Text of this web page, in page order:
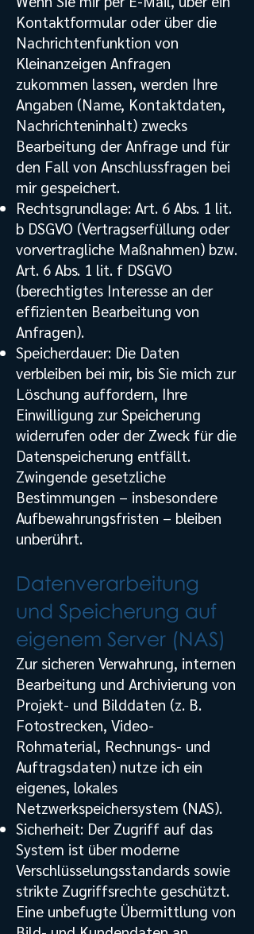
Kontaktformular oder über die
Nachrichtenfunktion von
Kleinanzeigen Anfragen
zukommen lassen, werden Ihre
Angaben (Name, Kontaktdaten,
Nachrichteninhalt) zwecks
Bearbeitung der Anfrage und für
den Fall von Anschlussfragen bei
mir gespeichert.
Rechtsgrundlage: Art. 6 Abs. 1 lit.
b DSGVO (Vertragserfüllung oder
vorvertragliche Maßnahmen) bzw.
Art. 6 Abs. 1 lit. f DSGVO
(berechtigtes Interesse an der
effizienten Bearbeitung von
Anfragen).
Speicherdauer: Die Daten
verbleiben bei mir, bis Sie mich zur
Löschung auffordern, Ihre
Einwilligung zur Speicherung
widerrufen oder der Zweck für die
Datenspeicherung entfällt.
Zwingende gesetzliche
Bestimmungen – insbesondere
Aufbewahrungsfristen – bleiben
unberührt.
Datenverarbeitung
und Speicherung auf
eigenem Server (NAS)
Zur sicheren Verwahrung, internen
Bearbeitung und Archivierung von
Projekt- und Bilddaten (z. B.
Fotostrecken, Video-
Rohmaterial, Rechnungs- und
Auftragsdaten) nutze ich ein
eigenes, lokales
Netzwerkspeichersystem (NAS).
Sicherheit: Der Zugriff auf das
System ist über moderne
Verschlüsselungsstandards sowie
strikte Zugriffsrechte geschützt.
Eine unbefugte Übermittlung von